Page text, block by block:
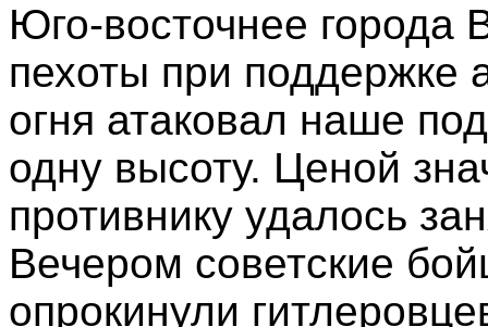
Юго-восточнее города
пехоты при поддержке
огня атаковал наше
одну высоту. Ценой
противнику удалось
Вечером советские
опрокинули